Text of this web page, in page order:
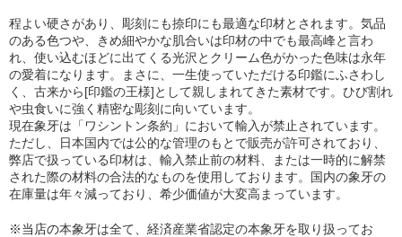
程よい硬さがあり、彫刻にも捺印にも最適な印材とされます。気品
のある色つや、きめ細やかな肌合いは印材の中でも最高峰と言わ
れ、使い込むほどに出てくる光沢とクリーム色がかった色味は永年
の愛着になります。まさに、一生使っていただける印鑑にふさわし
く、古来から[印鑑の王様]として親しまれてきた素材です。ひび割れ
や虫食いに強く精密な彫刻に向いています。
現在象牙は「ワシントン条約」において輸入が禁止されています。
ただし、日本国内では公的な管理のもとで販売が許可されており、
弊店で扱っている印材は、輸入禁止前の材料、または一時的に解禁
された際の材料の合法的なものを使用しております。国内の象牙の
在庫量は年々減っており、希少価値が大変高まっています。
※当店の本象牙は全て、経済産業省認定の本象牙を取り扱ってお